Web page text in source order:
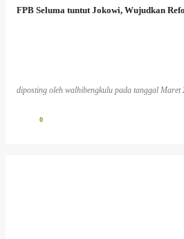
FPB Seluma tuntut Jokowi, Wujudkan
diposting oleh walhibengkulu pada tanggal Maret
0